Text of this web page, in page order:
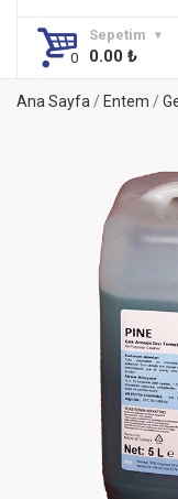
Sepetim
0.00 ₺
Ana Sayfa/ Entem /